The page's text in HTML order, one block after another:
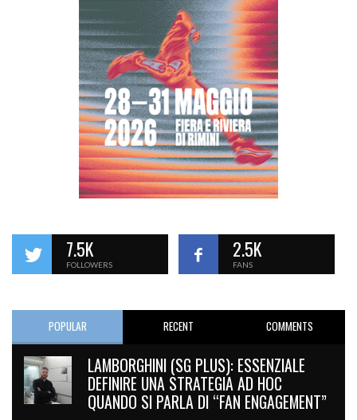
7.5K
FOLLOWERS
2.5K
FANS
POPULAR RECENT COMMENTS
LAMBORGHINI (SG PLUS): ESSENZIALE
DEFINIRE UNA STRATEGIA AD HOC
QUANDO SI PARLA DI “FAN ENGAGEMENT”